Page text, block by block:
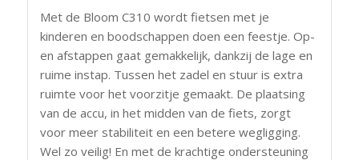
Met de Bloom C310 wordt fietsen met je
kinderen en boodschappen doen een feestje. Op-
en afstappen gaat gemakkelijk, dankzij de lage en
ruime instap. Tussen het zadel en stuur is extra
ruimte voor het voorzitje gemaakt. De plaatsing
van de accu, in het midden van de fiets, zorgt
voor meer stabiliteit en een betere wegligging.
Wel zo veilig! En met de krachtige ondersteuning